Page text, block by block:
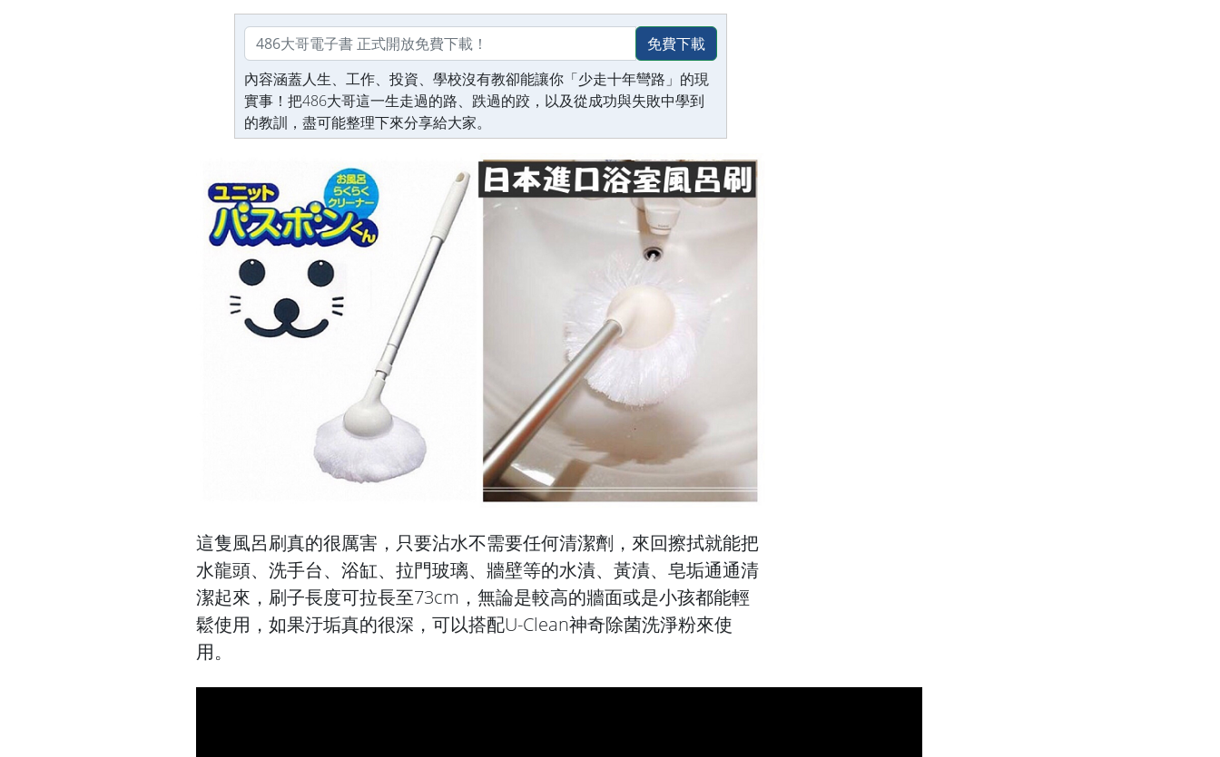
免費下載
內容涵蓋人生、工作、投資、學校沒有教卻能讓你「少走十年彎路」的現
實事！把486大哥這一生走過的路、跌過的跤，以及從成功與失敗中學到
的教訓，盡可能整理下來分享給大家。
這隻風呂刷真的很厲害，只要沾水不需要任何清潔劑，來回擦拭就能把
水龍頭、洗手台、浴缸、拉門玻璃、牆壁等的水漬、黃漬、皂垢通通清
潔起來，刷子長度可拉長至73cm，無論是較高的牆面或是小孩都能輕
鬆使用，如果汙垢真的很深，可以搭配U-Clean神奇除菌洗淨粉來使
用。